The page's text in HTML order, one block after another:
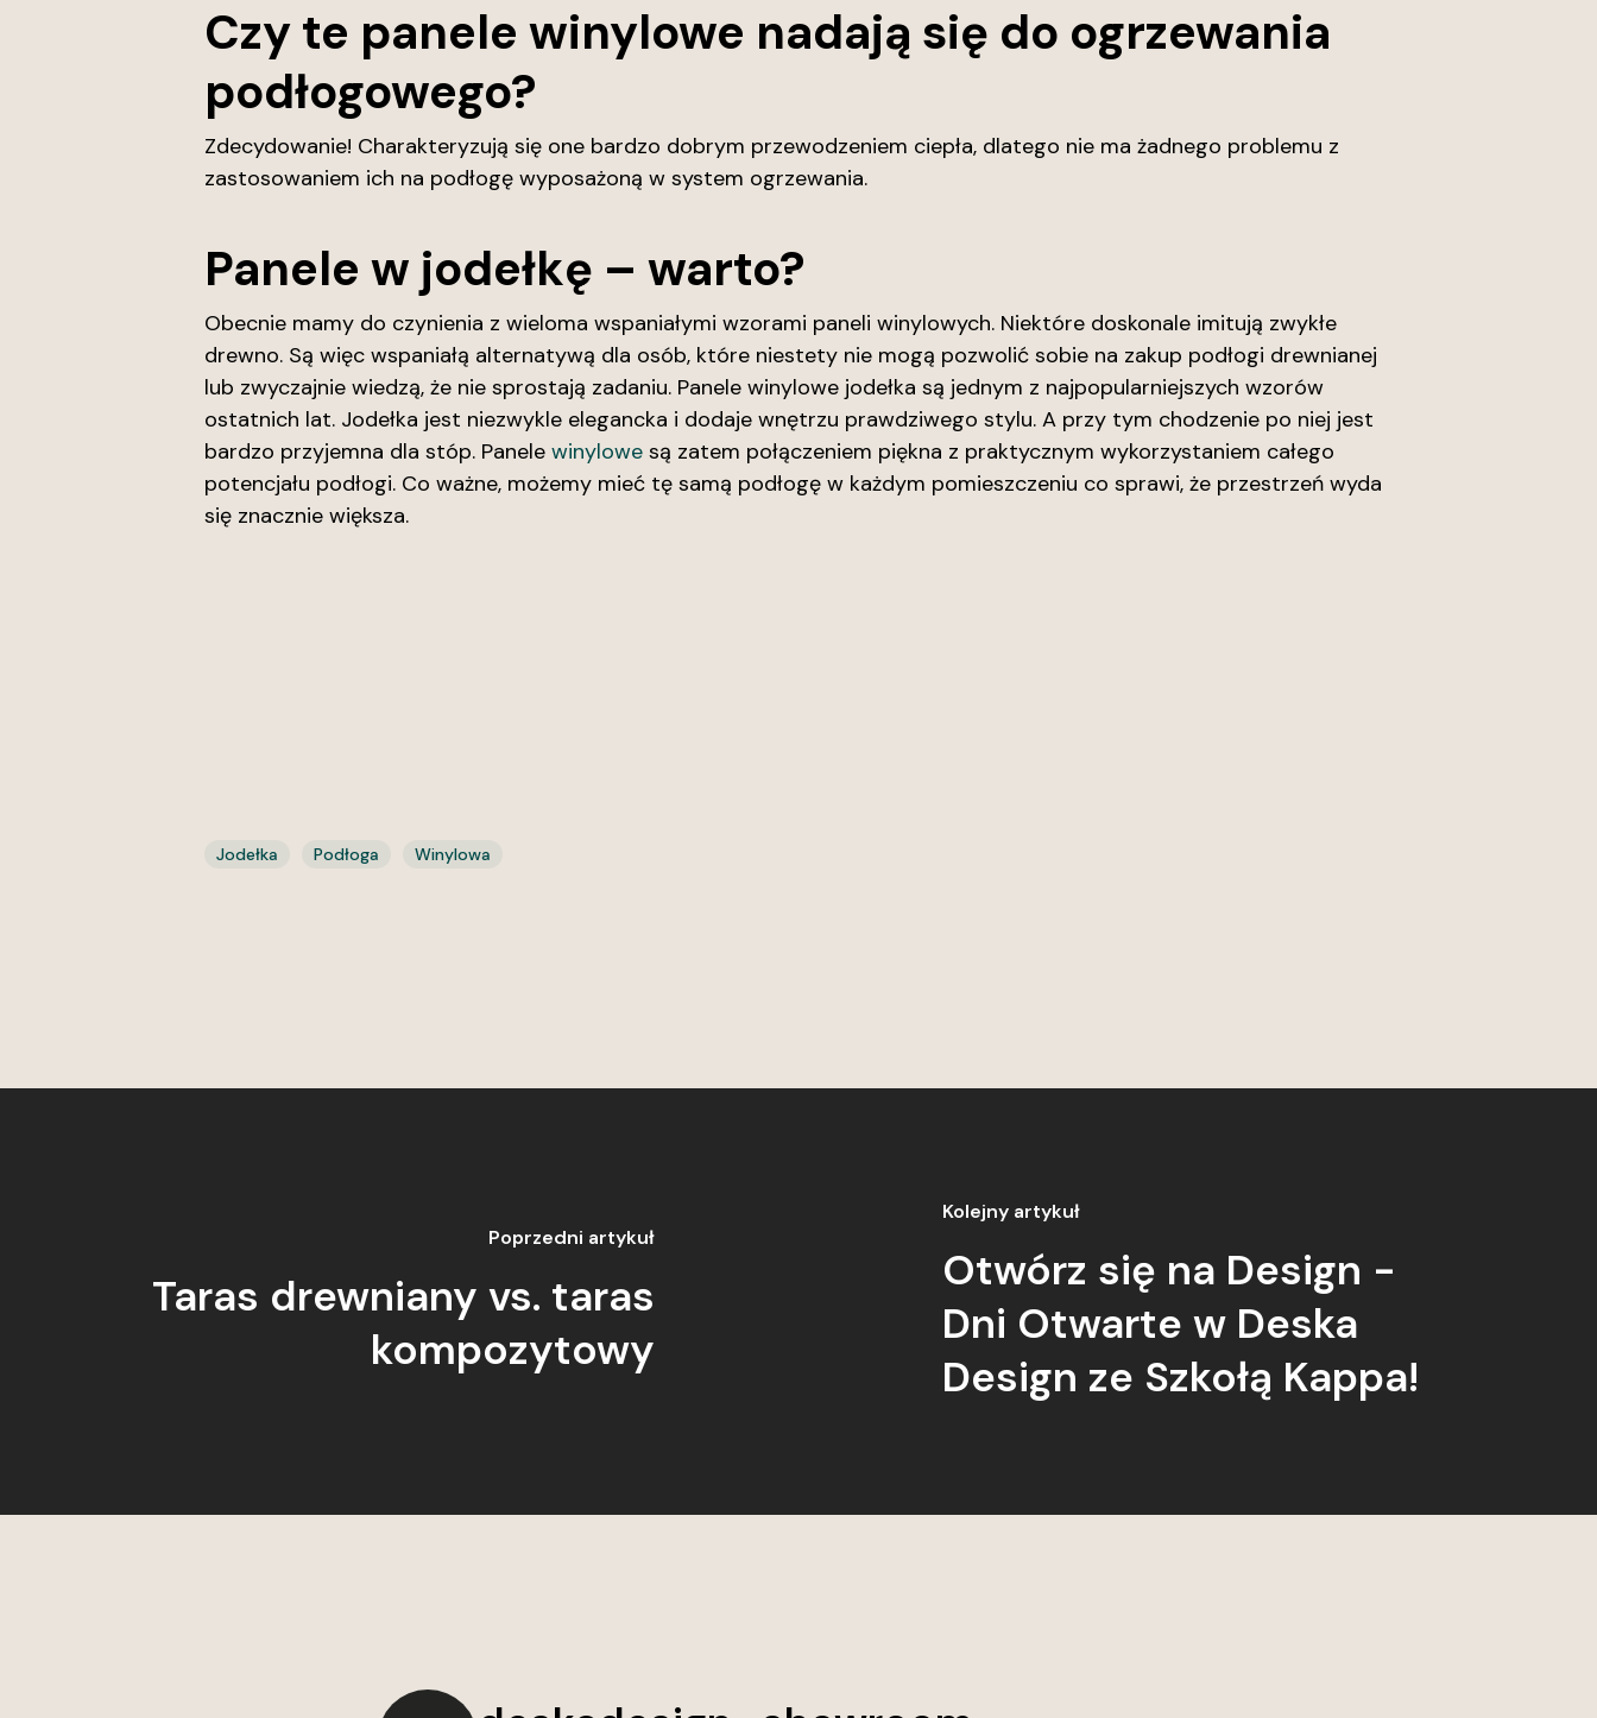
Czy te panele winylowe nadają się do ogrzewania
podłogowego?
Zdecydowanie! Charakteryzują się one bardzo dobrym przewodzeniem ciepła, dlatego nie ma żadnego problemu z
zastosowaniem ich na podłogę wyposażoną w system ogrzewania.
Panele w jodełkę – warto?
Obecnie mamy do czynienia z wieloma wspaniałymi wzorami paneli winylowych. Niektóre doskonale imitują zwykłe
drewno. Są więc wspaniałą alternatywą dla osób, które niestety nie mogą pozwolić sobie na zakup podłogi drewnianej
lub zwyczajnie wiedzą, że nie sprostają zadaniu. Panele winylowe jodełka są jednym z najpopularniejszych wzorów
ostatnich lat. Jodełka jest niezwykle elegancka i dodaje wnętrzu prawdziwego stylu. A przy tym chodzenie po niej jest
bardzo przyjemna dla stóp. Panele winylowe są zatem połączeniem piękna z praktycznym wykorzystaniem całego
potencjału podłogi. Co ważne, możemy mieć tę samą podłogę w każdym pomieszczeniu co sprawi, że przestrzeń wyda
się znacznie większa.
Jodełka Podłoga Winylowa
Poprzedni artykuł
Taras drewniany vs. taras
kompozytowy
Kolejny artykuł
Otwórz się na Design -
Dni Otwarte w Deska
Design ze Szkołą Kappa!